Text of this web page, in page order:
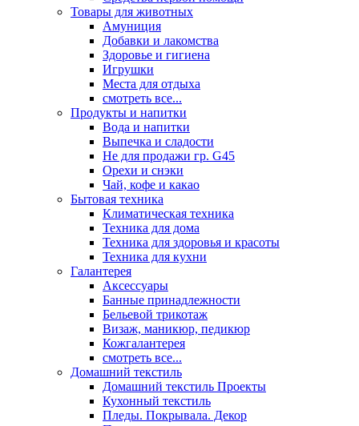
Товары для животных
Амуниция
Добавки и лакомства
Здоровье и гигиена
Игрушки
Места для отдыха
смотреть все...
Продукты и напитки
Вода и напитки
Выпечка и сладости
Не для продажи гр. G45
Орехи и снэки
Чай, кофе и какао
Бытовая техника
Климатическая техника
Техника для дома
Техника для здоровья и красоты
Техника для кухни
Галантерея
Аксессуары
Банные принадлежности
Бельевой трикотаж
Визаж, маникюр, педикюр
Кожгалантерея
смотреть все...
Домашний текстиль
Домашний текстиль Проекты
Кухонный текстиль
Пледы. Покрывала. Декор